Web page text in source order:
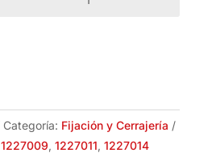
Categoría: Fijación y Cerrajería
1227009, 1227011, 1227014